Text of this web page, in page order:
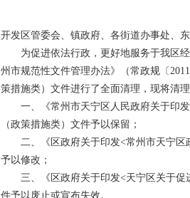
开发区管委会、镇政府、各街道办事处、
为促进依法行政，更好地服务于我区
州市规范性文件管理办法》（常政规〔
策措施类）文件进行了全面清理，现将清
一、《常州市天宁区人民政府关于印
（政策措施类）文件予以保留；
二、《区政府关于印发<常州市天宁
予以修改；
三、《区政府关于印发<天宁区关于
件予以废止或宣布失效。